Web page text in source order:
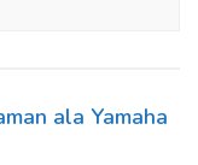
ala Yamaha